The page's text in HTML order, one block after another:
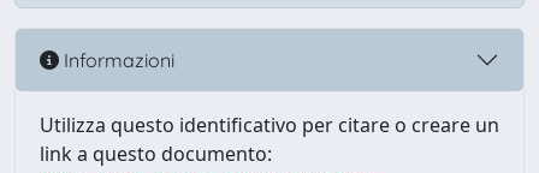
Informazioni
Utilizza questo identificativo per citare o creare un
link a questo documento: